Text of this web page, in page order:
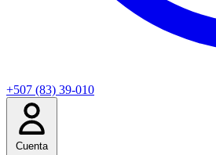
+507 (83) 39-010
Cuenta